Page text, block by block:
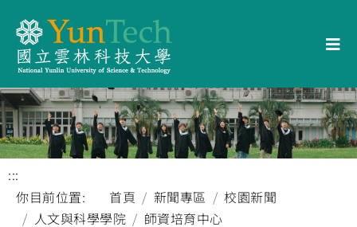
:::
你目前位置:
首頁 新聞專區
校園新聞
人文與科學學院
師資培育中心